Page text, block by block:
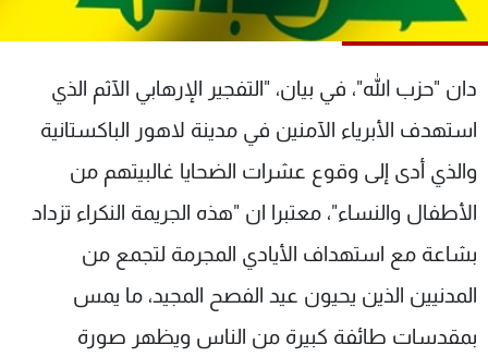
دان "حزب الله"، في بيان، "التفجير الإرهابي الآثم الذي
استهدف الأبرياء الآمنين في مدينة لاهور الباكستانية
والذي أدى إلى وقوع عشرات الضحايا غالبيتهم من
الأطفال والنساء"، معتبرا ان "هذه الجريمة النكراء تزداد
بشاعة مع استهداف الأيادي المجرمة لتجمع من
المدنيين الذين يحيون عيد الفصح المجيد، ما يمس
بمقدسات طائفة كبيرة من الناس ويظهر صورة
شاهد البرامج
عن MTV
لاعلاناتكم
وظائف
تواصل معنا
شروط الإسـتخدام